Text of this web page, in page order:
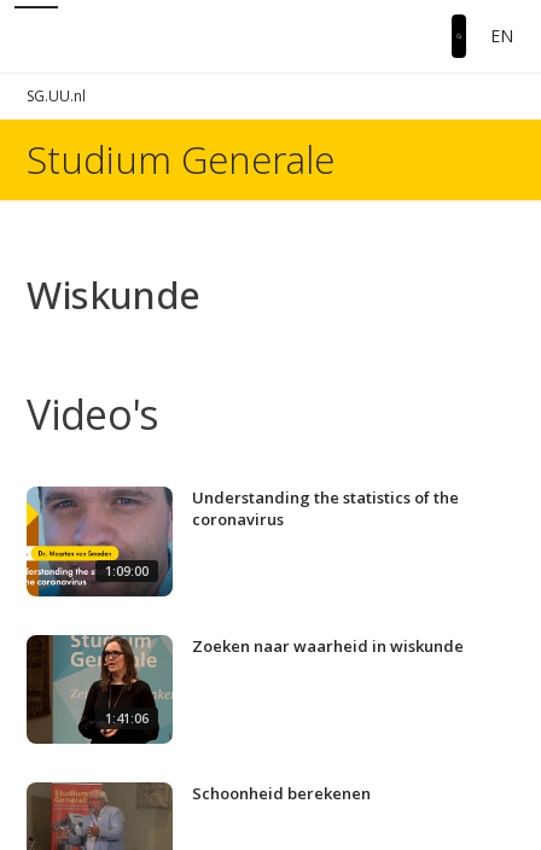
EN
SG.UU.nl
Studium Generale
Wiskunde
Video's
1:09:00
Understanding the statistics of the
coronavirus
1:41:06
Zoeken naar waarheid in wiskunde
Schoonheid berekenen